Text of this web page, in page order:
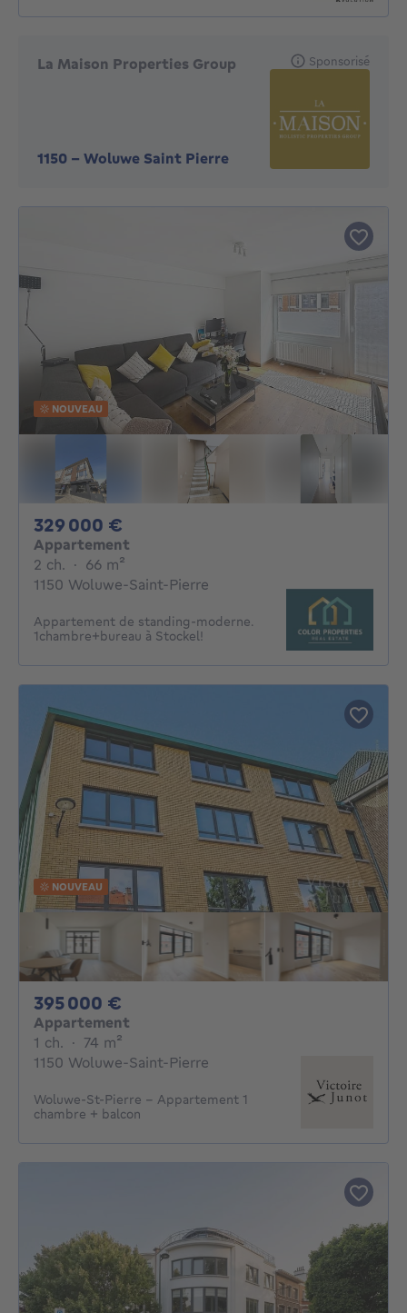
La Maison Properties Group
1150 - Woluwe Saint Pierre
Sponsorisé
NOUVEAU
329 000 €
Appartement
2 ch. 2 chambres
· 66 m²
1150 Woluwe-Saint-Pierre
Appartement de standing-moderne.
1chambre+bureau à Stockel!
NOUVEAU
395 000 €
Appartement
1 ch. 1 chambre
· 74 m²
1150 Woluwe-Saint-Pierre
Woluwe-St-Pierre - Appartement 1
chambre + balcon